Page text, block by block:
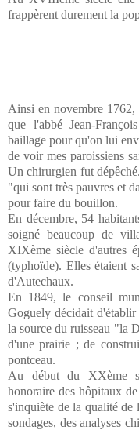
frappèrent durement la
Ainsi en novembre
que l'abbé Jean-
baillage pour qu'on lui
de voir mes paroissiens
Un chirurgien fut
"qui sont très pauvres et
pour faire du bouillon.
En décembre, 54
soigné beaucoup de
XIXème siècle d'autres
(typhoïde). Elles étaient
d'Autechaux.
En 1849, le conseil
Goguely décidait
la source du ruisseau "la
d'une prairie ; de
pontceau.
Au début du XXème
honoraire des hôpitaux
s'inquiète de la qualité de
sondages, des analyses